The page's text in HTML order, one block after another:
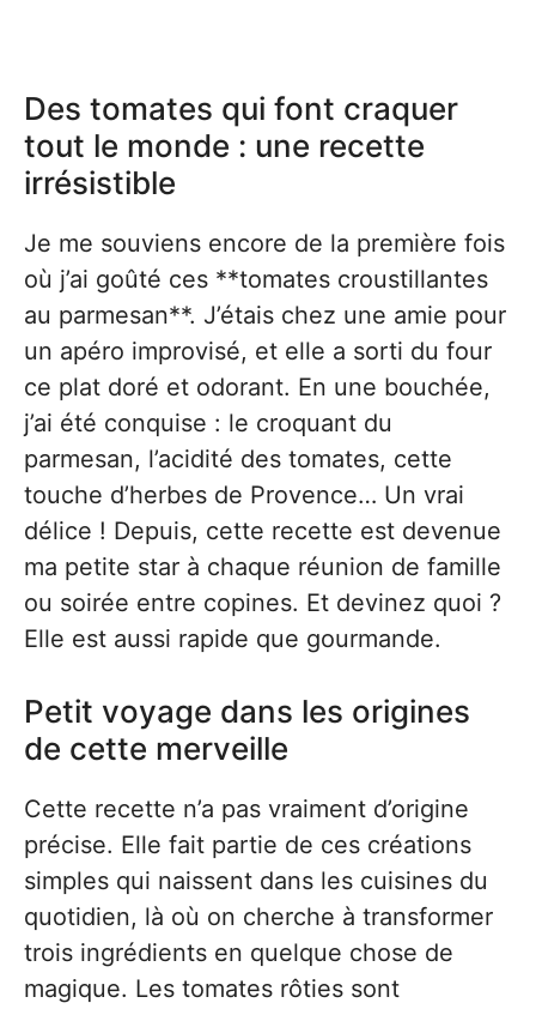
Des tomates qui font craquer
tout le monde : une recette
irrésistible
Je me souviens encore de la première fois
où j’ai goûté ces **tomates croustillantes
au parmesan**. J’étais chez une amie pour
un apéro improvisé, et elle a sorti du four
ce plat doré et odorant. En une bouchée,
j’ai été conquise : le croquant du
parmesan, l’acidité des tomates, cette
touche d’herbes de Provence… Un vrai
délice ! Depuis, cette recette est devenue
ma petite star à chaque réunion de famille
ou soirée entre copines. Et devinez quoi ?
Elle est aussi rapide que gourmande.
Petit voyage dans les origines
de cette merveille
Cette recette n’a pas vraiment d’origine
précise. Elle fait partie de ces créations
simples qui naissent dans les cuisines du
quotidien, là où on cherche à transformer
trois ingrédients en quelque chose de
magique. Les tomates rôties sont